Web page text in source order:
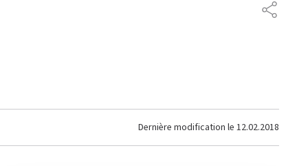
Dernière modification le 12.02.2018